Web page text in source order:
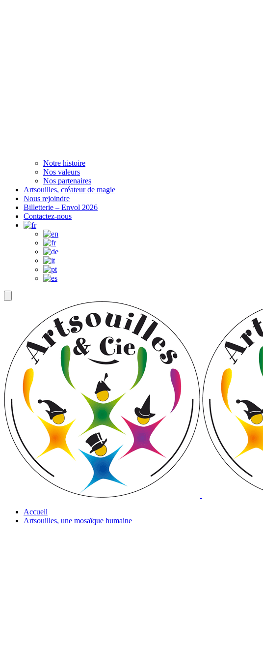
Notre histoire
Nos valeurs
Nos partenaires
Artsouilles, créateur de magie
Nous rejoindre
Billetterie – Envol 2026
Contactez-nous
Accueil
Artsouilles, une mosaïque humaine